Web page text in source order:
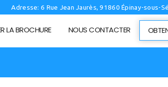
Adresse: 6 Rue Jean Jaurès, 91860 Épinay-sous-
LA BROCHURE NOUS CONTACTER